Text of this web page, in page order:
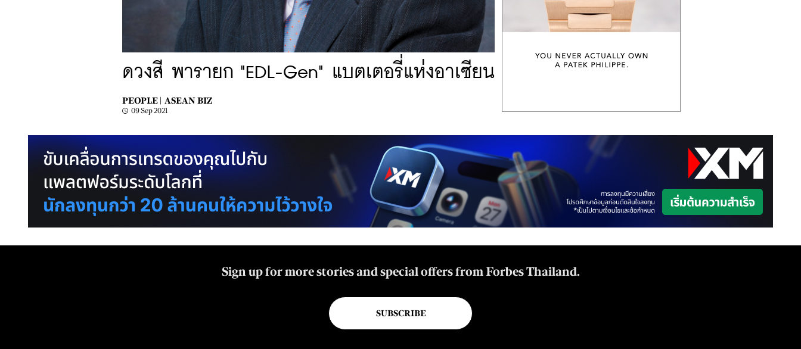
ดวงสี พารายก "EDL-Gen" แบตเตอรี่แห่งอาเซียน
PEOPLE | ASEAN BIZ
09 Sep 2021
Sign up for more stories and special offers from Forbes Thailand.
SUBSCRIBE